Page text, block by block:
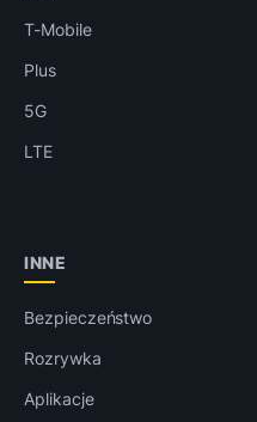
T-Mobile
Plus
5G
LTE
INNE
Bezpieczeństwo
Rozrywka
Aplikacje